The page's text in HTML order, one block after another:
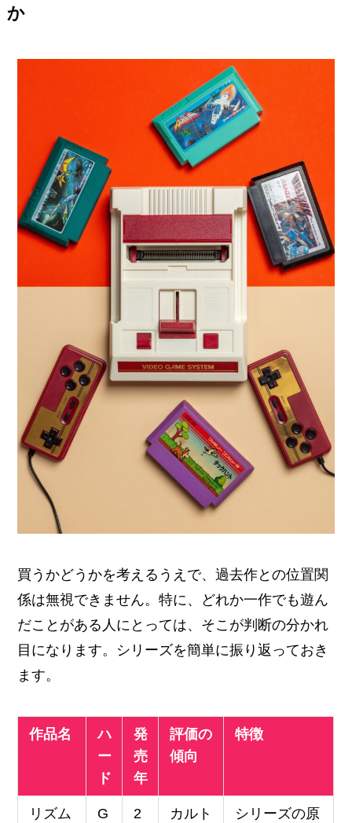
か
買うかどうかを考えるうえで、過去作との位置関
係は無視できません。特に、どれか一作でも遊ん
だことがある人にとっては、そこが判断の分かれ
目になります。シリーズを簡単に振り返っておき
ます。
作品名
ハ
ー
ド
発
売
年
評価の
傾向
特徴
リズム
G
2
カルト
シリーズの原